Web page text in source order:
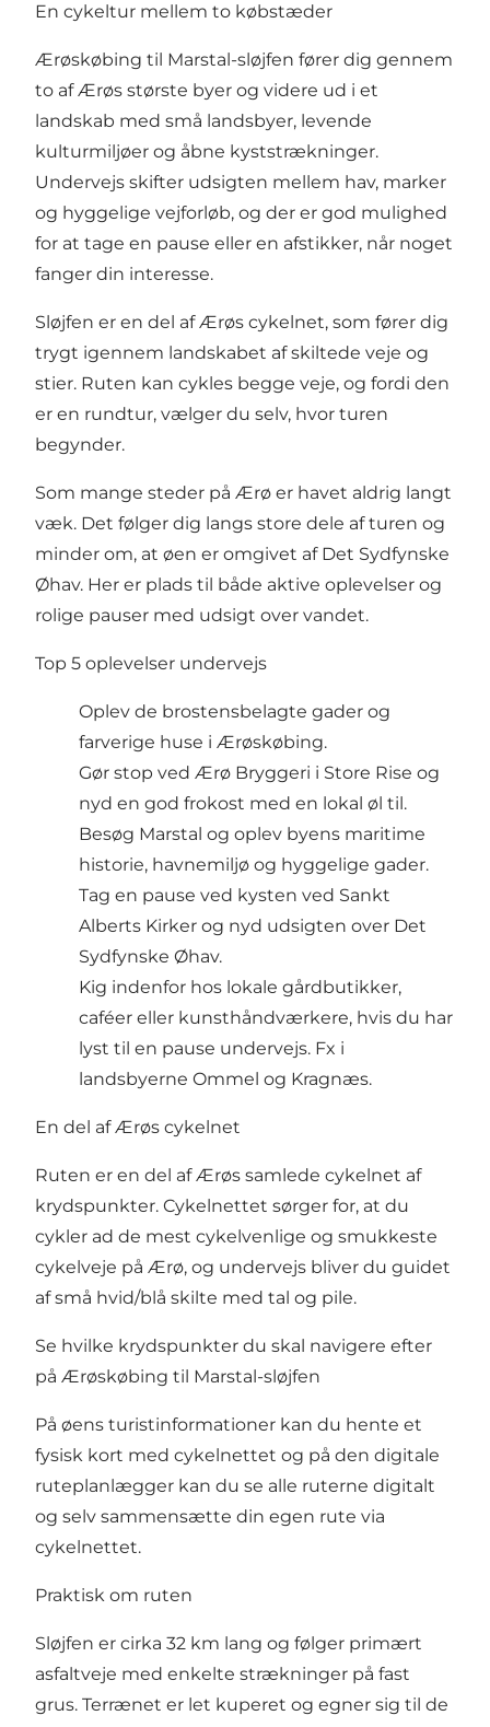
En cykeltur mellem to købstæder
Ærøskøbing til Marstal-sløjfen fører dig gennem
to af Ærøs største byer og videre ud i et
landskab med små landsbyer, levende
kulturmiljøer og åbne kyststrækninger.
Undervejs skifter udsigten mellem hav, marker
og hyggelige vejforløb, og der er god mulighed
for at tage en pause eller en afstikker, når noget
fanger din interesse.
Sløjfen er en del af Ærøs cykelnet, som fører dig
trygt igennem landskabet af skiltede veje og
stier. Ruten kan cykles begge veje, og fordi den
er en rundtur, vælger du selv, hvor turen
begynder.
Som mange steder på Ærø er havet aldrig langt
væk. Det følger dig langs store dele af turen og
minder om, at øen er omgivet af Det Sydfynske
Øhav. Her er plads til både aktive oplevelser og
rolige pauser med udsigt over vandet.
Top 5 oplevelser undervejs
Oplev de brostensbelagte gader og
farverige huse i Ærøskøbing.
Gør stop ved Ærø Bryggeri i Store Rise og
nyd en god frokost med en lokal øl til.
Besøg Marstal og oplev byens maritime
historie, havnemiljø og hyggelige gader.
Tag en pause ved kysten ved Sankt
Alberts Kirker og nyd udsigten over Det
Sydfynske Øhav.
Kig indenfor hos lokale gårdbutikker,
caféer eller kunsthåndværkere, hvis du har
lyst til en pause undervejs. Fx i
landsbyerne Ommel og Kragnæs.
En del af Ærøs cykelnet
Ruten er en del af Ærøs samlede cykelnet af
krydspunkter. Cykelnettet sørger for, at du
cykler ad de mest cykelvenlige og smukkeste
cykelveje på Ærø, og undervejs bliver du guidet
af små hvid/blå skilte med tal og pile.
Se hvilke krydspunkter du skal navigere efter
på Ærøskøbing til Marstal-sløjfen
På øens turistinformationer kan du hente et
fysisk kort med cykelnettet og på den digitale
ruteplanlægger kan du se alle ruterne digitalt
og selv sammensætte din egen rute via
cykelnettet.
Praktisk om ruten
Sløjfen er cirka 32 km lang og følger primært
asfaltveje med enkelte strækninger på fast
grus. Terrænet er let kuperet og egner sig til de